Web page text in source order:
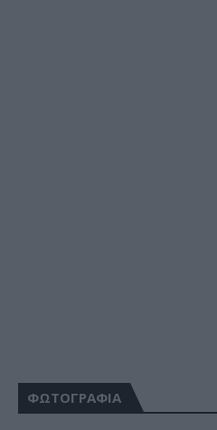
ΦΩΤΟΓΡΑΦΙΑ